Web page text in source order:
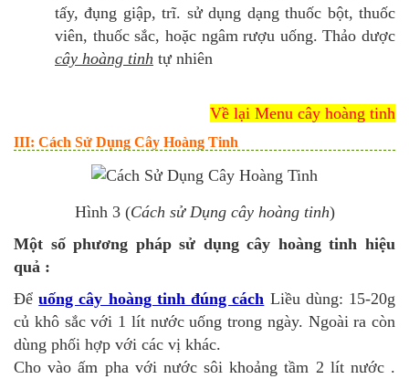
tấy, đụng giập, trĩ. sử dụng dạng thuốc bột, thuốc
viên, thuốc sắc, hoặc ngâm rượu uống. Thảo dược
cây hoàng tinh tự nhiên
Về lại Menu cây hoàng tinh
III: Cách Sử Dụng Cây Hoàng Tinh
Hình 3 (Cách sử Dụng cây hoàng tinh)
Một số phương pháp sử dụng cây hoàng tinh hiệu
quả :
Đểuống cây hoàng tinh đúng cách Liều dùng: 15-20g
củ khô sắc với 1 lít nước uống trong ngày. Ngoài ra còn
dùng phối hợp với các vị khác.
Cho vào ấm pha với nước sôi khoảng tầm 2 lít nước .